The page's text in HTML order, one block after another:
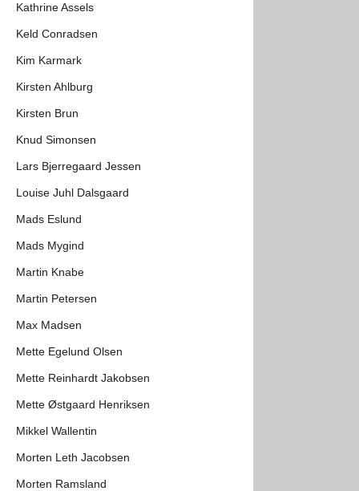
Kathrine Assels
Keld Conradsen
Kim Karmark
Kirsten Ahlburg
Kirsten Brun
Knud Simonsen
Lars Bjerregaard Jessen
Louise Juhl Dalsgaard
Mads Eslund
Mads Mygind
Martin Knabe
Martin Petersen
Max Madsen
Mette Egelund Olsen
Mette Reinhardt Jakobsen
Mette Østgaard Henriksen
Mikkel Wallentin
Morten Leth Jacobsen
Morten Ramsland